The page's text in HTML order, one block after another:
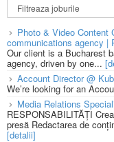
Photo & Video Content
communications agency |
Our client is a Bucharest
agency, driven by one...
Account Director @
We’re looking for an
Media Relations
RESPONSABILITĂȚI
presă Redactarea de
[detalii]